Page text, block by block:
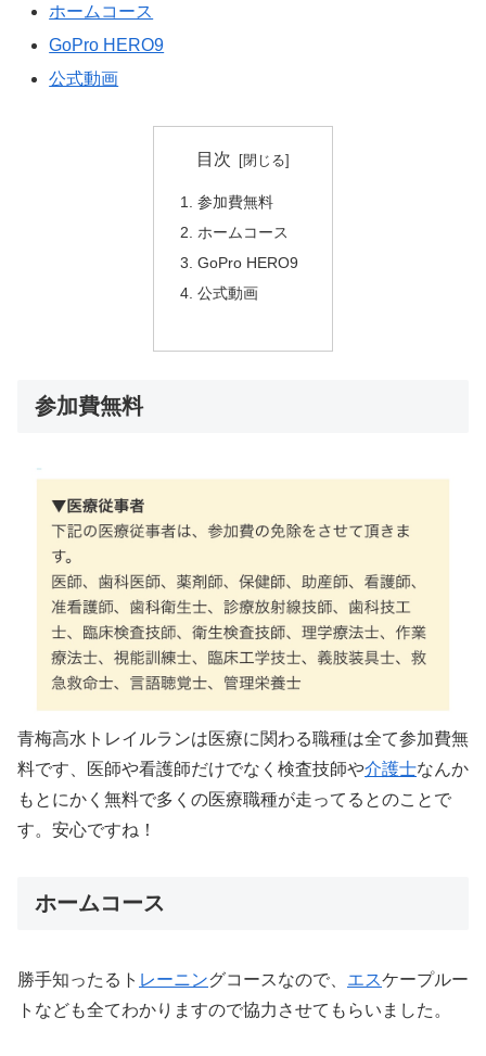
ホームコース
GoPro HERO9
公式動画
目次
参加費無料
ホームコース
GoPro HERO9
公式動画
参加費無料
青梅高水トレイルランは医療に関わる職種は全て参加費無
料です、医師や看護師だけでなく検査技師や介護士なんか
もとにかく無料で多くの医療職種が走ってるとのことで
す。安心ですね！
ホームコース
勝手知ったるト レーニングコースなので、 エスケープルー
トなども全てわかりますので協力させてもらいました。